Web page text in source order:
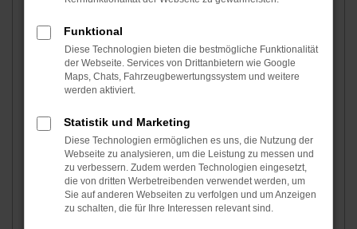
Fahrzeugzustand auswählen
Kraftstoffart auswählen
Getriebe auswählen
Funktional
Diese Technologien bieten die bestmögliche Funktionalität
der Webseite. Services von Drittanbietern wie Google
Maps, Chats, Fahrzeugbewertungssystem und weitere
werden aktiviert.
Statistik und Marketing
Diese Technologien ermöglichen es uns, die Nutzung der
Webseite zu analysieren, um die Leistung zu messen und
zu verbessern. Zudem werden Technologien eingesetzt,
die von dritten Werbetreibenden verwendet werden, um
Sie auf anderen Webseiten zu verfolgen und um Anzeigen
zu schalten, die für Ihre Interessen relevant sind.